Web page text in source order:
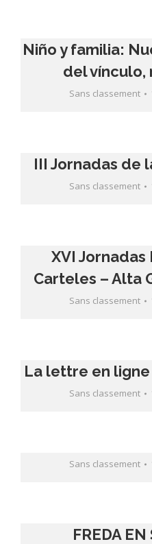
Niño y familia:
del vínculo,
Sans classement
III Jornadas de
Sans classement
XVI
Carteles – Alta
Sans classement
La lettre en ligne
Sans classement
Sans classement
FREDA